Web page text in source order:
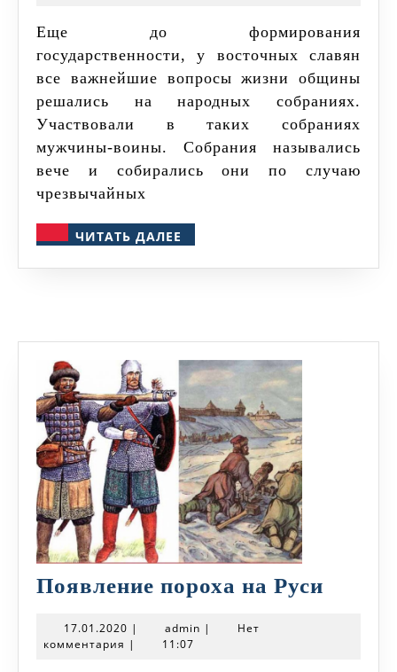
Еще до формирования
государственности, у восточных славян
все важнейшие вопросы жизни общины
решались на народных собраниях.
Участвовали в таких собраниях
мужчины-воины. Собрания назывались
вече и собирались они по случаю
чрезвычайных
ЧИТАТЬ ДАЛЕЕ
ДАЛЕЕ
Появление пороха на Руси
17.01.2020 17.01.2020
| admin admin
|
Нет
комментария | 11:07